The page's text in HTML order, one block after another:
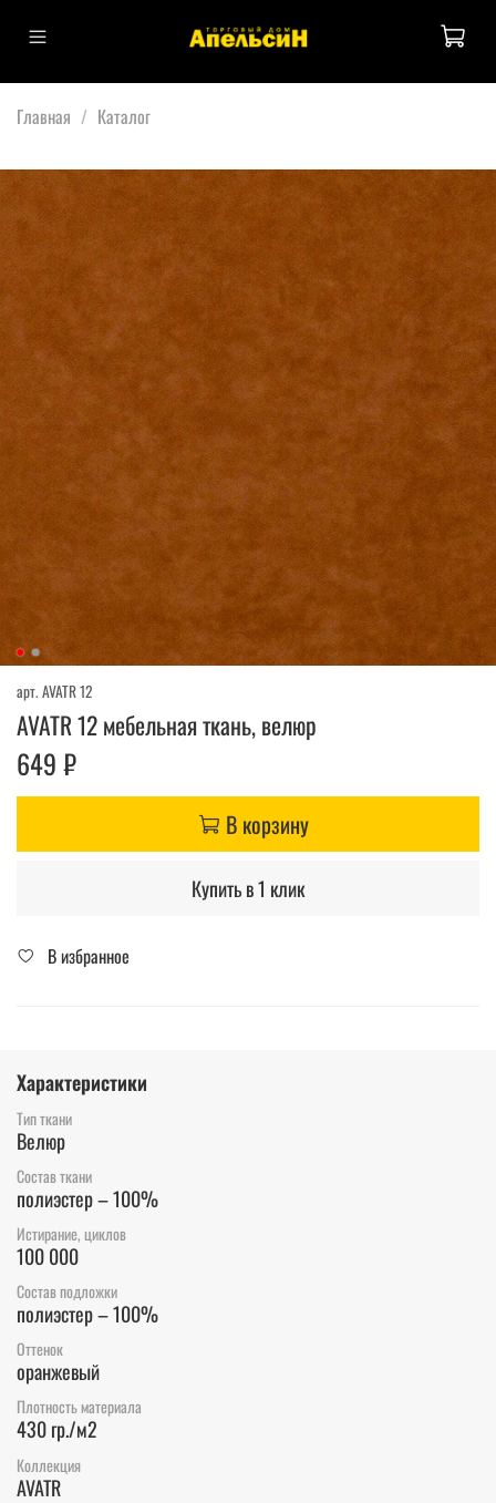
Главная Каталог
арт. AVATR 12
AVATR 12 мебельная ткань, велюр
649 ₽
В корзину
Купить в 1 клик
В избранное
Характеристики
Тип ткани
Велюр
Состав ткани
полиэстер – 100%
Истирание, циклов
100 000
Состав подложки
полиэстер – 100%
Оттенок
оранжевый
Плотность материала
430 гр./м2
Коллекция
AVATR